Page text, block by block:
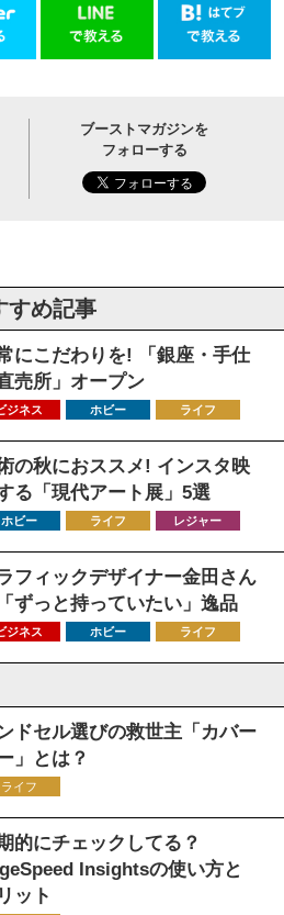
ブーストマガジンを
フォローする
すめ記事
にこだわりを! 「銀座・手仕
売所」オープン
ジネス ホビー ライフ
の秋におススメ! インスタ映
る「現代アート展」5選
ホビー ライフ レジャー
フィックデザイナー金田さん
ずっと持っていたい」逸品
ジネス ホビー ライフ
ドセル選びの救世主「カバー
」とは？
ライフ
的にチェックしてる？
Insightsの使い方と
ット